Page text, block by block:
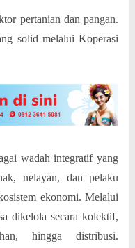
pertanian dan pangan.
solid melalui Koperasi
wadah integratif yang
nelayan, dan pelaku
ekonomi. Melalui
dikelola secara kolektif,
hingga distribusi.